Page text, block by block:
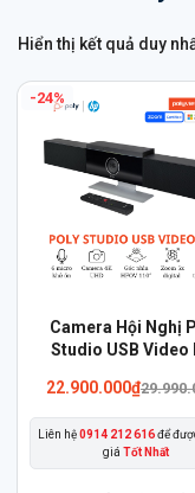
Hiển thị kết quả duy
-24%
Camera Hội Nghị
Studio USB Video
Giá
22.900.000₫Giá
là:
Liên hệ0914 212 616để
giá Tốt Nhất